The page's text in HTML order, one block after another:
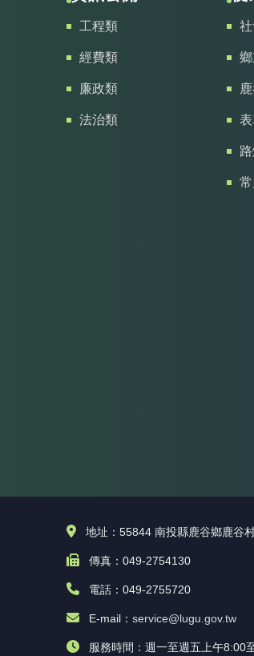
工程類
經費類
廉政類
法治類
社
地址：55844 南投縣鹿谷鄉鹿谷
傳真：049-2754130
電話：049-2755720
E-mail： service@lugu.gov.tw
服務時間：週一至週五上午8:00